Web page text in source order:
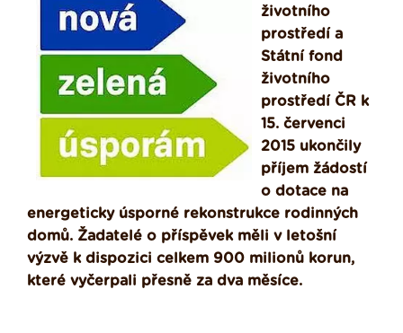
životního
prostředí a
Státní fond
životního
prostředí ČR k
15. červenci
2015 ukončily
příjem žádostí
o dotace na
energeticky úsporné rekonstrukce rodinných
domů. Žadatelé o příspěvek měli v letošní
výzvě k dispozici celkem 900 milionů korun,
které vyčerpali přesně za dva měsíce.